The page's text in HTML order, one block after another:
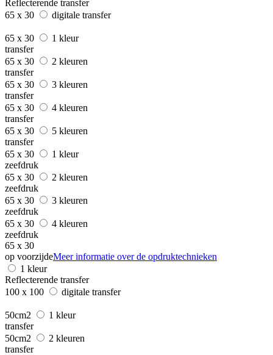
Reflecterende transfer
65 x 30
digitale transfer
65 x 30
1 kleur
transfer
65 x 30
2 kleuren
transfer
65 x 30
3 kleuren
transfer
65 x 30
4 kleuren
transfer
65 x 30
5 kleuren
transfer
65 x 30
1 kleur
zeefdruk
65 x 30
2 kleuren
zeefdruk
65 x 30
3 kleuren
zeefdruk
65 x 30
4 kleuren
zeefdruk
65 x 30
op voorzijdeMeer informatie over de opdruktechnieken
1 kleur
Reflecterende transfer
100 x 100
digitale transfer
50cm2
1 kleur
transfer
50cm2
2 kleuren
transfer